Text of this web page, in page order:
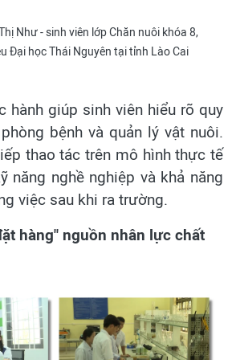
Như - sinh viên lớp Chăn nuôi khóa 8,
Đại học Thái Nguyên tại tỉnh Lào Cai
hành giúp sinh viên hiểu rõ quy
bệnh và quản lý vật nuôi.
thao tác trên mô hình thực tế
năng nghề nghiệp và khả năng
việc sau khi ra trường.
hàng" nguồn nhân lực chất